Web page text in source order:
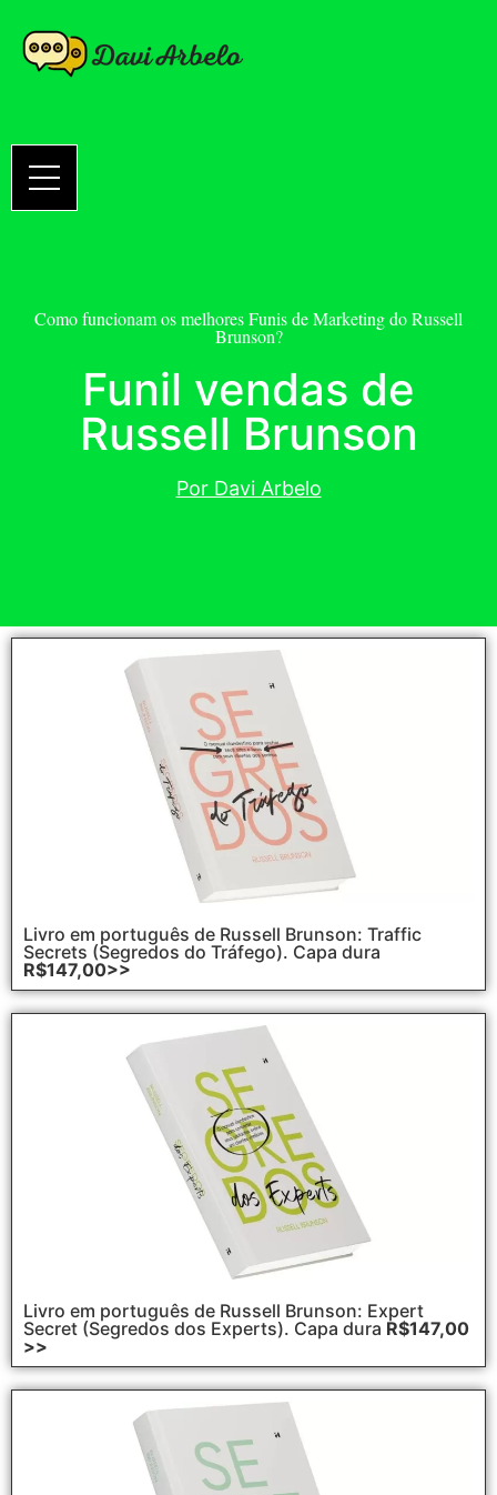
Como funcionam os melhores Funis de Marketing do Russell
Brunson?
Funil vendas de
Russell Brunson
Por Davi Arbelo
Livro em português de Russell Brunson: Traffic
Secrets (Segredos do Tráfego). Capa dura
R$147,00>>
Livro em português de Russell Brunson: Expert
Secret (Segredos dos Experts). Capa dura R$147,00
>>